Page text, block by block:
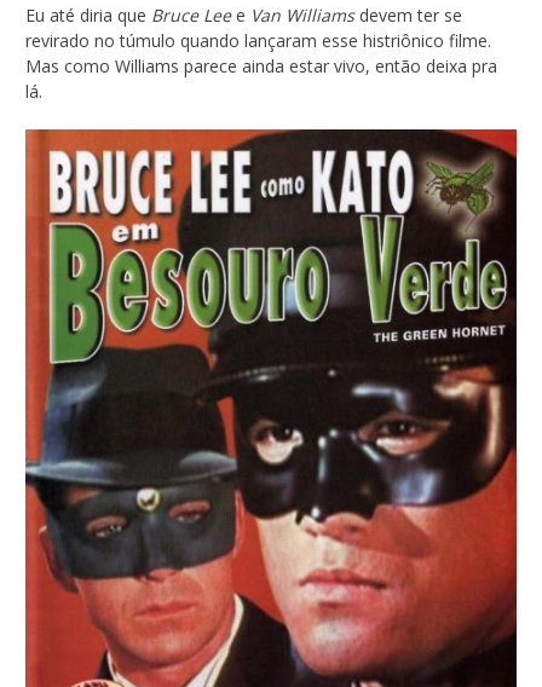
Eu até diria que Bruce Leee Van Williamsdevem ter se
revirado no túmulo quando lançaram esse histriônico filme.
Mas como Williams parece ainda estar vivo, então deixa pra
lá.